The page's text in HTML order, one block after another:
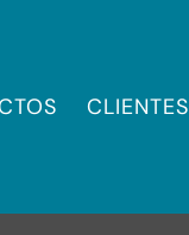
CLIENTES